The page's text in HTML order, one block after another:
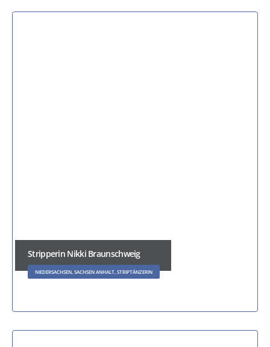
Stripperin Nikki Braunschweig
NIEDERSACHSEN, SACHSEN ANHALT, STRIPTÄNZERIN